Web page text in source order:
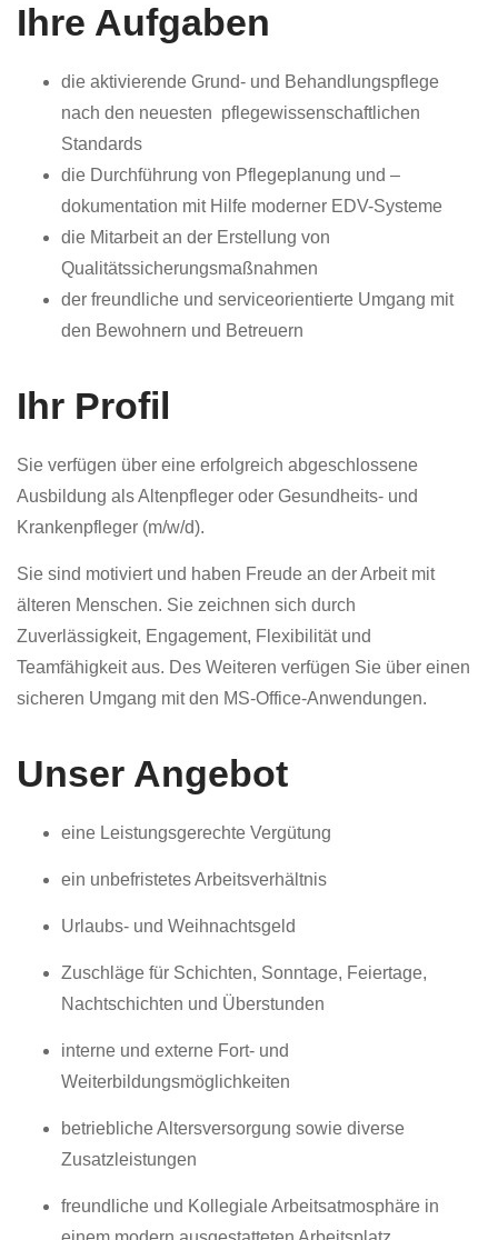
Ihre Aufgaben
die aktivierende Grund- und Behandlungspflege
nach den neuesten pflegewissenschaftlichen
Standards
die Durchführung von Pflegeplanung und –
dokumentation mit Hilfe moderner EDV-Systeme
die Mitarbeit an der Erstellung von
Qualitätssicherungsmaßnahmen
der freundliche und serviceorientierte Umgang mit
den Bewohnern und Betreuern
Ihr Profil
Sie verfügen über eine erfolgreich abgeschlossene
Ausbildung als Altenpfleger oder Gesundheits- und
Krankenpfleger (m/w/d).
Sie sind motiviert und haben Freude an der Arbeit mit
älteren Menschen. Sie zeichnen sich durch
Zuverlässigkeit, Engagement, Flexibilität und
Teamfähigkeit aus. Des Weiteren verfügen Sie über einen
sicheren Umgang mit den MS-Office-Anwendungen.
Unser Angebot
eine Leistungsgerechte Vergütung
ein unbefristetes Arbeitsverhältnis
Urlaubs- und Weihnachtsgeld
Zuschläge für Schichten, Sonntage, Feiertage,
Nachtschichten und Überstunden
interne und externe Fort- und
Weiterbildungsmöglichkeiten
betriebliche Altersversorgung sowie diverse
Zusatzleistungen
freundliche und Kollegiale Arbeitsatmosphäre in